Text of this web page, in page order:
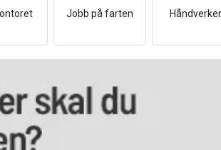
Jobb på farten